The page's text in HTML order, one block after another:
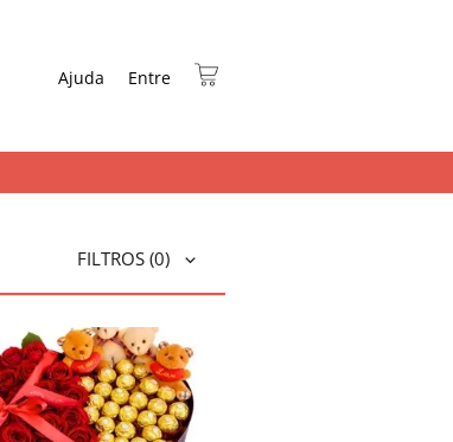
Entre
Ajuda
FILTROS (0)